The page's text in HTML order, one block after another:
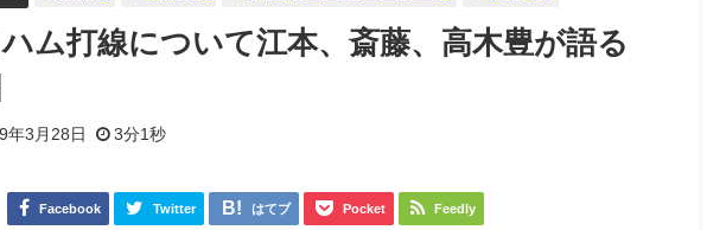
ム打線について江本、斎藤、高木豊が語る
年3月28日 3分1秒
Facebook Twitter はてブ Pocket Feedly